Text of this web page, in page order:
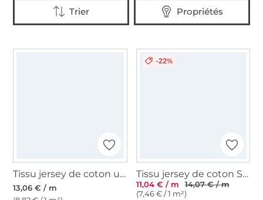
Tissu jersey de coton uni, noir
13,06 € / m
-22%
Tissu jersey de coton Sopo, noir
11,04 € / m
14,07 € / m
(7,46 € / 1 m²)